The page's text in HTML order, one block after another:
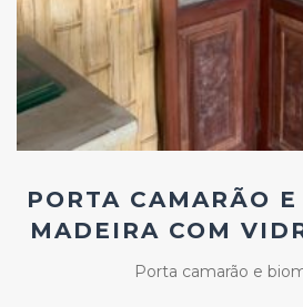
PORTA CAMARÃO
MADEIRA COM
Porta camarão e